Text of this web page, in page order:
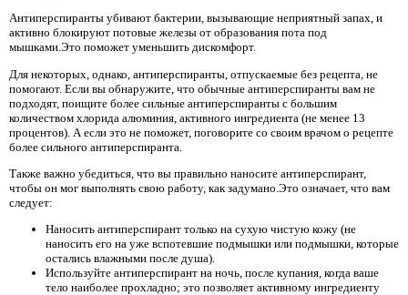
Антиперспиранты убивают бактерии, вызывающие неприятный запах, и
активно блокируют потовые железы от образования пота под
мышками.Это поможет уменьшить дискомфорт.
Для некоторых, однако, антиперспиранты, отпускаемые без рецепта, не
помогают. Если вы обнаружите, что обычные антиперспиранты вам не
подходят, поищите более сильные антиперспиранты с большим
количеством хлорида алюминия, активного ингредиента (не менее 13
процентов). А если это не поможет, поговорите со своим врачом о рецепте
более сильного антиперспиранта.
Также важно убедиться, что вы правильно наносите антиперспирант,
чтобы он мог выполнять свою работу, как задумано.Это означает, что вам
следует:
Наносить антиперспирант только на сухую чистую кожу (не
наносить его на уже вспотевшие подмышки или подмышки, которые
остались влажными после душа).
Используйте антиперспирант на ночь, после купания, когда ваше
тело наиболее прохладно; это позволяет активному ингредиенту